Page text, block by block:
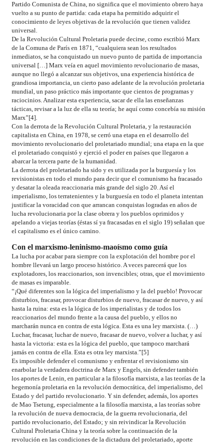
Partido Comunista de China, no significa que el movimiento obrero haya
vuelto a su punto de partida: cada etapa ha permitido adquirir el
conocimiento de leyes objetivas de la revolución que tienen validez
universal.
De la Revolución Cultural Proletaria puede decirse, como escribió Marx
de la Comuna de París en 1871, “cualquiera sean los resultados
inmediatos, se ha conquistado un nuevo punto de partida de importancia
universal […] Marx veía en aquel movimiento revolucionario de masas,
aunque no llegó a alcanzar sus objetivos, una experiencia histórica de
grandiosa importancia, un cierto paso adelante de la revolución proletaria
mundial, un paso práctico más importante que cientos de programas y
raciocinios. Analizar esta experiencia, sacar de ella las enseñanzas
tácticas, revisar a la luz de ella su teoría; he aquí como concebía su misión
Marx”[4].
Con la derrota de la Revolución Cultural Proletaria, y la restauración
capitalista en China, en 1978, se cerró una etapa en el desarrollo del
movimiento revolucionario del proletariado mundial; una etapa en la que
el proletariado conquistó y ejerció el poder en países que llegaron a
abarcar la tercera parte de la humanidad.
La derrota del proletariado ha sido y es utilizada por la burguesía y los
revisionistas en todo el mundo para decir que el comunismo ha fracasado
y desatar la oleada reaccionaria más grande del siglo 20. Así el
imperialismo, los terratenientes y la burguesía en todo el planeta intentan
justificar la voracidad con que arrancan conquistas logradas en años de
lucha revolucionaria por la clase obrera y los pueblos oprimidos y
apelando a viejas teorías (éstas sí ya fracasadas en el siglo 19) señalan que
el capitalismo es el único camino.
Con el marxismo-leninismo-maoísmo como guía
La lucha por acabar para siempre con la explotación del hombre por el
hombre llevará un largo proceso histórico. A veces parecerá que los
explotadores, los reaccionarios, son invencibles; otras, que el movimiento
de masas es imparable.
“¡Qué diferentes son la lógica del imperialismo y la del pueblo! Provocar
disturbios, fracasar, provocar disturbios de nuevo, fracasar de nuevo, y así
hasta la ruina: esta es la lógica de los imperialistas y de todos los
reaccionarios del mundo frente a la causa del pueblo, y ellos no
marcharán nunca en contra de esta lógica. Esta es una ley marxista. (…)
Luchar, fracasar, luchar de nuevo, fracasar de nuevo, volver a luchar, y así
hasta la victoria: esta es la lógica del pueblo, que tampoco marchará
jamás en contra de ella. Esta es otra ley marxista.”[5]
Es imposible defender el comunismo y enfrentar el revisionismo sin
enarbolar la verdadera doctrina de Marx y Engels, sin defender también
los aportes de Lenin, en particular a la filosofía marxista, a las teorías de la
hegemonía proletaria en la revolución democrática, del imperialismo, del
Estado y del partido revolucionario. Y sin defender, además, los aportes
de Mao Tsetung, especialmente a la filosofía marxista, a las teorías sobre
la revolución de nueva democracia, de la guerra revolucionaria, del
partido revolucionario, del Estado; y sin reivindicar la Revolución
Cultural Proletaria China y la teoría sobre la continuación de la
revolución en las condiciones de la dictadura del proletariado, aporte